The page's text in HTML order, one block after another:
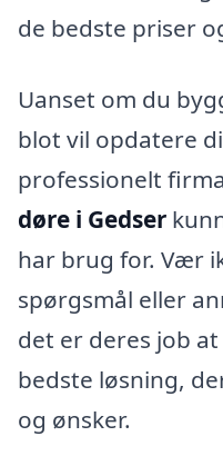
de bedste priser
Uanset om du
blot vil opdatere
professionelt
døre i Gedser
har brug for. Vær
spørgsmål eller
det er deres job
bedste løsning,
og ønsker.